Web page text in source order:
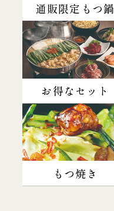
通販限定もつ鍋
お得なセット
もつ焼き